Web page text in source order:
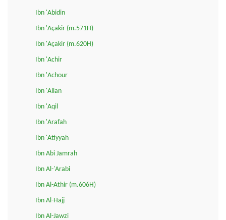
Ibn 'Abidin
Ibn 'Açakir (m.571H)
Ibn 'Açakir (m.620H)
Ibn 'Achir
Ibn 'Achour
Ibn 'Allan
Ibn 'Aqil
Ibn 'Arafah
Ibn 'Atiyyah
Ibn Abi Jamrah
Ibn Al-'Arabi
Ibn Al-Athir (m.606H)
Ibn Al-Hajj
Ibn Al-Jawzi